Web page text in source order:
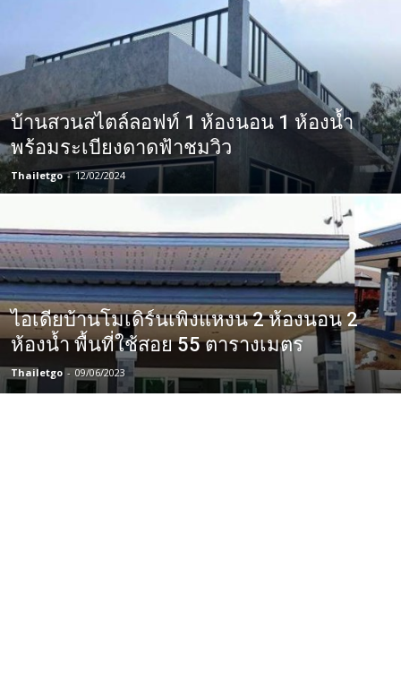
บ้านสวนสไตล์ลอฟท์ 1 ห้องนอน 1 ห้องน้ำ
พร้อมระเบียงดาดฟ้าชมวิว
Thailetgo - 12/02/2024
ไอเดียบ้านโมเดิร์นเพิงแหงน 2 ห้องนอน 2
ห้องน้ำ พื้นที่ใช้สอย 55 ตารางเมตร
Thailetgo - 09/06/2023